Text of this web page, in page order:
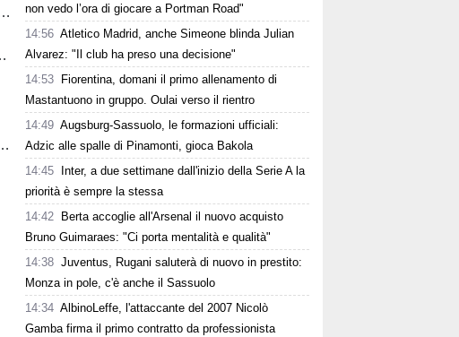
non vedo l’ora di giocare a Portman Road"
14:56 Atletico Madrid, anche Simeone blinda Julian
Alvarez: "Il club ha preso una decisione"
14:53
Fiorentina, domani il primo allenamento di
Mastantuono in gruppo. Oulai verso il rientro
14:49 Augsburg-Sassuolo, le formazioni ufficiali:
Adzic alle spalle di Pinamonti, gioca Bakola
14:45
Inter, a due settimane dall'inizio della Serie A la
priorità è sempre la stessa
14:42
Berta accoglie all'Arsenal il nuovo acquisto
Bruno Guimaraes: "Ci porta mentalità e qualità"
14:38 Juventus, Rugani saluterà di nuovo in prestito:
Monza in pole, c'è anche il Sassuolo
14:34 AlbinoLeffe, l'attaccante del 2007 Nicolò
Gamba firma il primo contratto da professionista